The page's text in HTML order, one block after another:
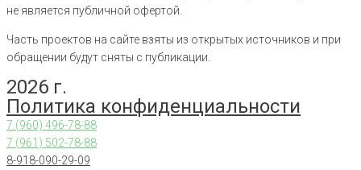
не является публичной офертой.
Часть проектов на сайте взяты из открытых источников и при
обращении будут сняты с публикации.
2026 г.
Политика конфиденциальности
7 (960) 496-78-88
7 (961) 502-78-88
8-918-090-29-09